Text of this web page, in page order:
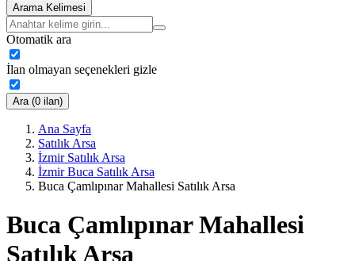
Arama Kelimesi
Otomatik ara
İlan olmayan seçenekleri gizle
Ara (0 ilan)
Ana Sayfa
Satılık Arsa
İzmir Satılık Arsa
İzmir Buca Satılık Arsa
Buca Çamlıpınar Mahallesi Satılık Arsa
Buca Çamlıpınar Mahallesi
Satılık Arsa